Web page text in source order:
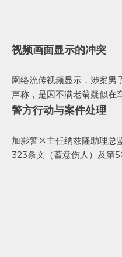
视频画面显示的冲突
网络流传视频显示，涉案男
声称，是因不满老翁疑似在
警方行动与案件处理
加影警区主任纳兹隆助理总
323条文（蓄意伤人）及第